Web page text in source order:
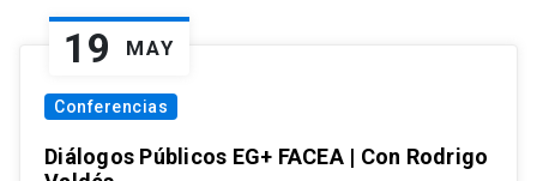
19 MAY
Conferencias
Diálogos Públicos EG+ FACEA | Con Rodrigo